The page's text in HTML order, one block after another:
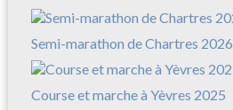
Semi-marathon de Chartres 2026
Course et marche à Yèvres 2025